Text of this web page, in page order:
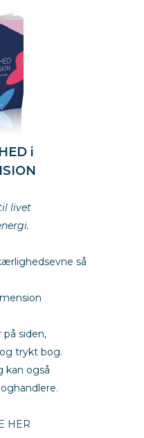
i
livet
så
på siden,
trykt bog.
kan også
HER